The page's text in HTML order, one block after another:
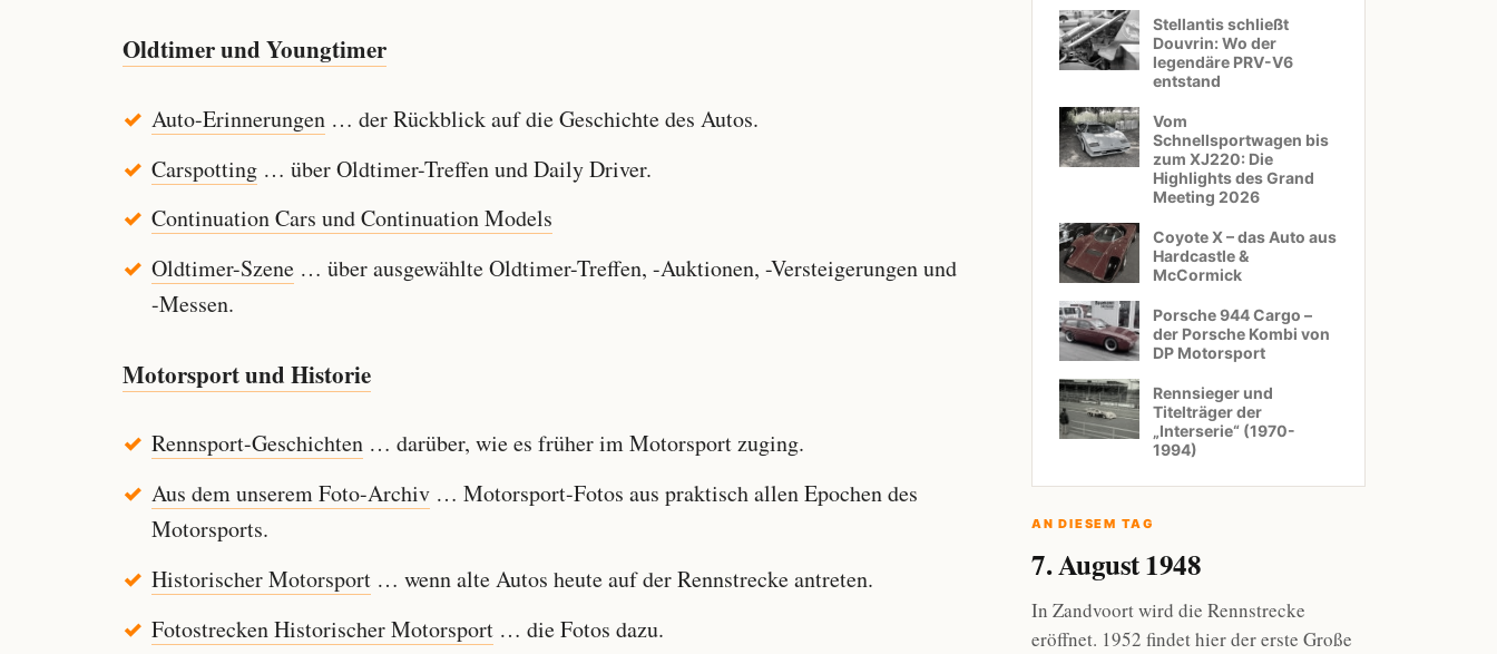
Oldtimer und Youngtimer
Auto-Erinnerungen… der Rückblick auf die Geschichte des Autos.
Carspotting… über Oldtimer-Treffen und Daily Driver.
Continuation Cars und Continuation Models
Oldtimer-Szene… über ausgewählte Oldtimer-Treffen, -Auktionen, -Versteigerungen und
-Messen.
Motorsport und Historie
Rennsport-Geschichten… darüber, wie es früher im Motorsport zuging.
Aus dem unserem Foto-Archiv… Motorsport-Fotos aus praktisch allen Epochen des
Motorsports.
Historischer Motorsport… wenn alte Autos heute auf der Rennstrecke antreten.
Fotostrecken Historischer Motorsport… die Fotos dazu.
Stellantis schließt
Douvrin: Wo der
legendäre PRV-V6
entstand
Vom
Schnellsportwagen bis
zum XJ220: Die
Highlights des Grand
Meeting 2026
Coyote X – das Auto aus
Hardcastle &
McCormick
Porsche 944 Cargo –
der Porsche Kombi von
DP Motorsport
Rennsieger und
Titelträger der
„Interserie“ (1970-
1994)
AN DIESEM TAG
7. August 1948
In Zandvoort wird die Rennstrecke
eröffnet. 1952 findet hier der erste Große